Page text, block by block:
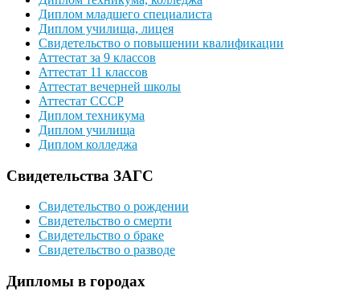
Диплом младшего специалиста
Диплом училища, лицея
Свидетельство о повышении квалификации
Аттестат за 9 классов
Аттестат 11 классов
Аттестат вечерней школы
Аттестат СССР
Диплом техникума
Диплом училища
Диплом колледжа
Свидетельства ЗАГС
Свидетельство о рождении
Свидетельство о смерти
Свидетельство о браке
Свидетельство о разводе
Дипломы в городах